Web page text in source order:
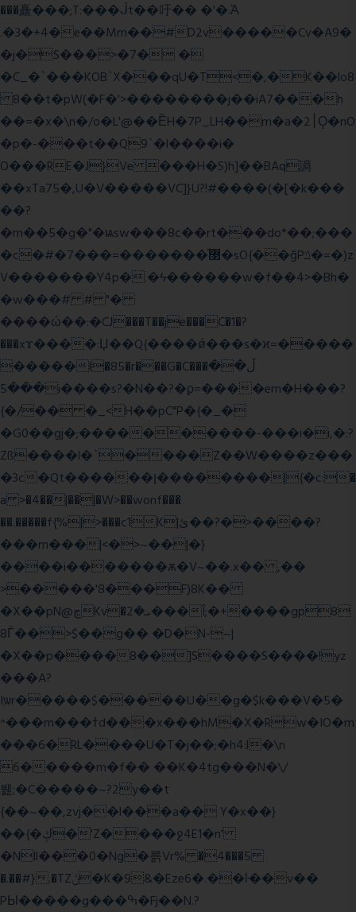
���矗���;T:���ᒎt��吁�� �'�.Ὰ
.�3�+4�e��Mm��#D2v�����Cv�A9�
�j�S���>�7� �
�C_�`���KOB`X���qU�T<�,�K��lo8
8��t�pW(�F�'>��������j��iA7���h
��=�x�\n�/o�L'@��ȄH�7P_LH��m�a�2׀Ǫ�nO
�p�-���t��Q9`�l����i�
O���RE�J}Ve ���H�S)h]��BAq謪
��xTa75�,U�V�����VC]}U?!#����(�[�k���
��?
�m��5�g�"�ѩsw���8c��rt���do*��;���
�c�#�޳�ͯ������=���7�sO{��ğPݿ�=�)z
V�������Y4p�.�ϟ������w�f��4>�Bh�
�w���# # "�
����ώ��:�CJ���T��je���C�1�?
���xϫ����:Џ��Q{����ǿ���s�ϰ=�����
�����l�85�r���G�C���ڵ��
���5i����s?�N��?�ϼ=����em�H���?
{�/�� �_<H��pC"P�{�_�
�G0��gj�;����������-���i�i,�:?
Zß����l�`����Z��W����z���
�3c�Qt������ן��������|{�c:�
a >�4��|��|�W>��wonf���
��.�����f{%|>���c1K|ئ��?�>����?
���m���|<�>~��|�}
����i�������ѫ�V~��.x�� ,��
>�����'8���F)8K��
�X��pN@ڇKv�ܝ�2���Î;�+����gp8
8Ѓ��>$��g�� �D�N-~|
�X��p����8��]S����S����!yz
���A?
Iۭѡr�����$�����U��g�$k���V�5�
^���m���ߙd���x���hM�X�Rw�IO�m
���6�RL����U�T�j��;�h4:l�\n
6�����m�f�� ��K�4tg���N�\/
뷆;�C�����~?2y��t
{��~��,zvj��l���a�� Y�x��}
��{�ڮ�'Z����ջ4E1�n'
�Nll���0�Ng�륽Vr% �4���5
�.��#}.�TZݩ�K�9&�Eze6�.��ŀ��v��
PЫ�����g���ߒ�Fj��N.?